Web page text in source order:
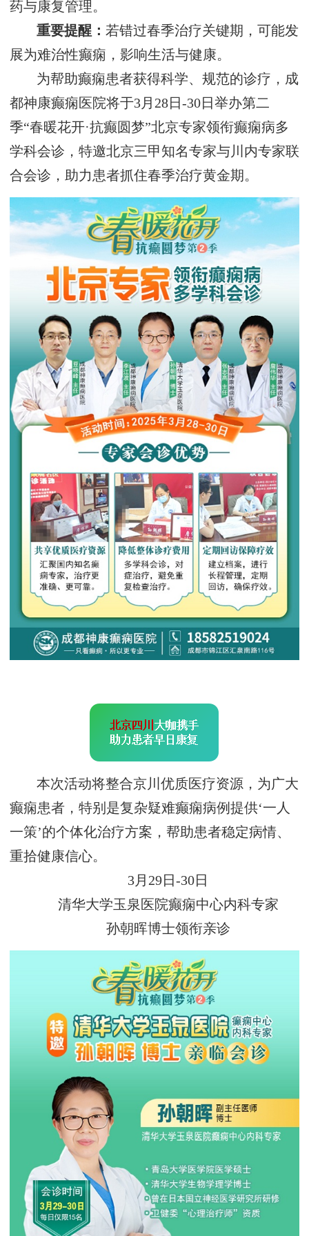
药与康复管理。
重要提醒‌：若错过春季治疗关键期，可能发
展为难治性癫痫，影响生活与健康。
为帮助癫痫患者获得科学、规范的诊疗，成
都神康癫痫医院将于‌3月28日-30日‌举办第二
季“春暖花开·抗癫圆梦”北京专家领衔癫痫病多
学科会诊，特邀北京三甲知名专家与川内专家联
合会诊，助力患者抓住春季治疗黄金期。
本次活动将整合京川优质医疗资源，为广大
癫痫患者，特别是复杂疑难癫痫病例提供‘一人
一策’的个体化治疗方案，帮助患者稳定病情、
重拾健康信心。
3月29日-30日
清华大学玉泉医院癫痫中心内科专家
孙朝晖博士领衔亲诊